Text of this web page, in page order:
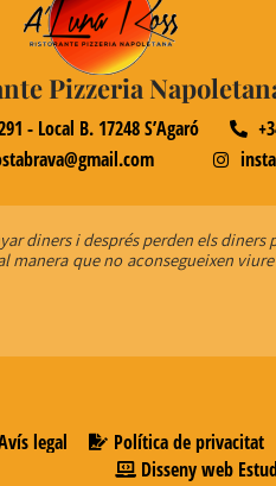
Pizzeria
- Local B. 17248S’Agaró
diners i després perden els diners
manera que no aconsegueixen
legal Política de privacitat
Disseny web